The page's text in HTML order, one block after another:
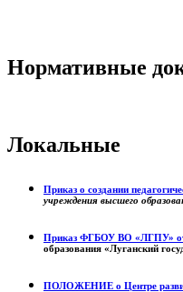
Нормативные
Локальные
Приказ о создании
учреждения высшего
Приказ ФГБОУ ВО «ЛГПУ»
образования «Луганский
ПОЛОЖЕНИЕ о Центре